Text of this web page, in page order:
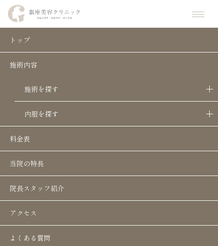
トップ
施術内容
施術を探す
内服を探す
料金表
当院の特長
院長スタッフ紹介
アクセス
よくある質問
【医師監修】糸リフトは何本必要？仕上
「フェイスラインのもたつきが気になる…」「糸
リフトって何本入れるのが普通なの？」
実際に必要な本数は、年齢やたるみの進み具合、
理想とする仕上がりによって大きく変わります。
方、仕上がりイメージ別の違い、よくある質問ま
でをわかりやすくまとめました。ぜひ参考にして